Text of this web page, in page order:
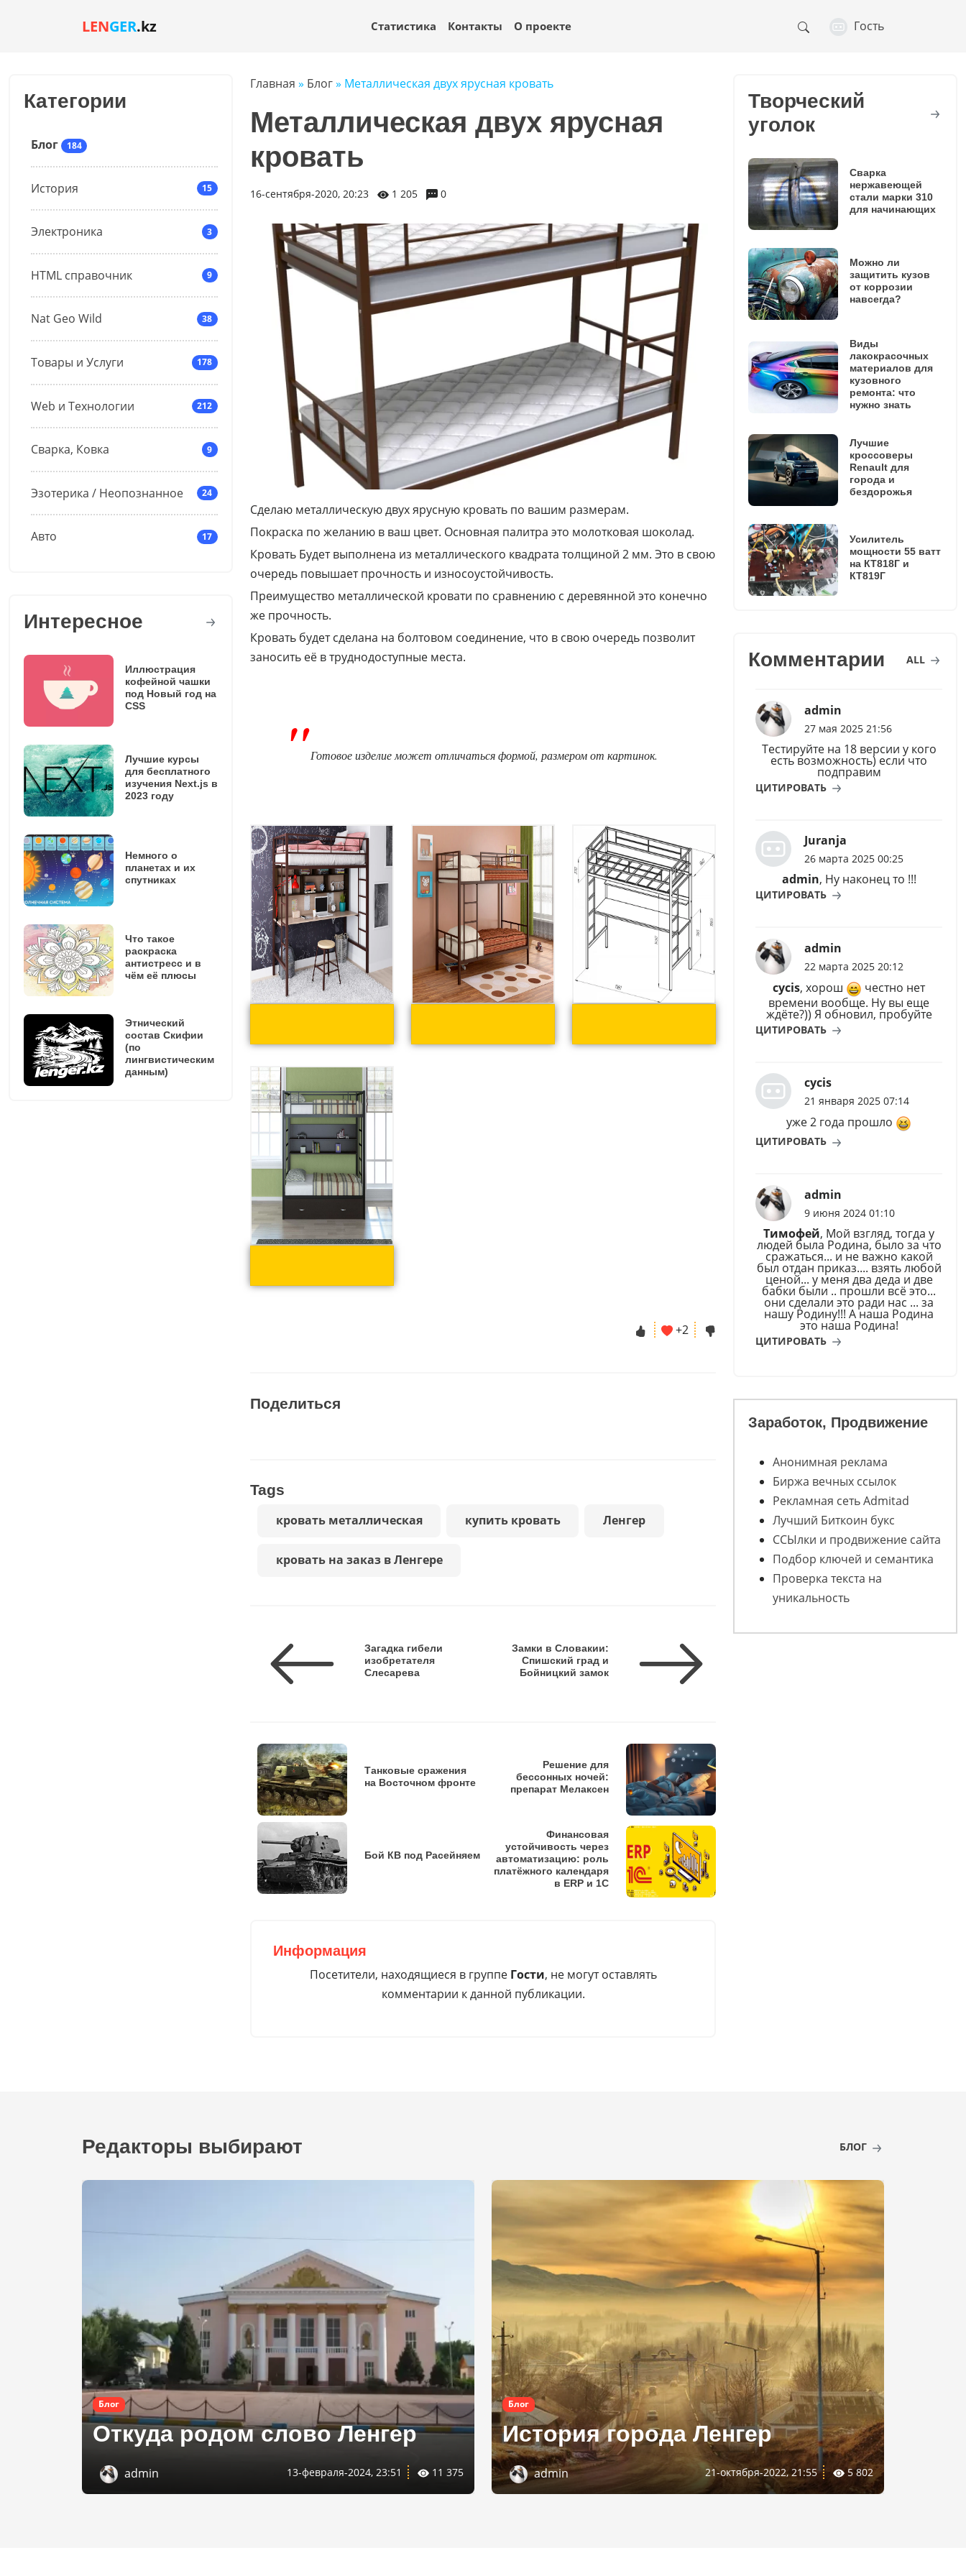
LENGER.kz Гость
Статистика Контакты О проекте
Категории
Блог 184
История 15
Электроника 3
HTML справочник 9
Nat Geo Wild 38
Товары и Услуги 178
Web и Технологии 212
Сварка, Ковка 9
Эзотерика / Неопознанное 24
Авто 17
Интересное
Иллюстрация
кофейной чашки
под Новый год на
CSS
Лучшие курсы
для бесплатного
изучения Next.js в
2023 году
Немного о
планетах и их
спутниках
Что такое
раскраска
антистресс и в
чём её плюсы
Этнический
состав Скифии
(по
лингвистическим
данным)
Главная » Блог» Металлическая двух ярусная кровать
Металлическая двух ярусная
кровать
16-сентября-2020, 20:23 1 205 0
Сделаю металлическую двух ярусную кровать по вашим размерам.
Покраска по желанию в ваш цвет. Основная палитра это молотковая шоколад.
Кровать Будет выполнена из металлического квадрата толщиной 2 мм. Это в свою
очередь повышает прочность и износоустойчивость.
Преимущество металлической кровати по сравнению с деревянной это конечно
же прочность.
Кровать будет сделана на болтовом соединение, что в свою очередь позволит
заносить её в труднодоступные места.
Готовое изделие может отличаться формой, размером от картинок.
+2
Поделиться
Tags
кровать металлическая купить кровать Ленгер
кровать на заказ в Ленгере
Загадка гибели
изобретателя
Слесарева
Замки в Словакии:
Спишский град и
Бойницкий замок
Танковые сражения
на Восточном фронте
Бой КВ под Расейняем
Решение для
бессонных ночей:
препарат Мелаксен
Финансовая
устойчивость через
автоматизацию: роль
платёжного календаря
в ERP и 1С
Информация
Посетители, находящиеся в группе Гости, не могут оставлять
комментарии к данной публикации.
Творческий
уголок
Сварка
нержавеющей
стали марки 310
для начинающих
Можно ли
защитить кузов
от коррозии
навсегда?
Виды
лакокрасочных
материалов для
кузовного
ремонта: что
нужно знать
Лучшие
кроссоверы
Renault для
города и
бездорожья
Усилитель
мощности 55 ватт
на КТ818Г и
КТ819Г
Комментарии ALL
admin
27 мая 2025 21:56
Тестируйте на 18 версии у кого
есть возможность) если что
подправим
ЦИТИРОВАТЬ
Juranja
26 марта 2025 00:25
admin, Ну наконец то !!!
ЦИТИРОВАТЬ
admin
22 марта 2025 20:12
cycis, хорош
честно нет
времени вообще. Ну вы еще
ждёте?)) Я обновил, пробуйте
ЦИТИРОВАТЬ
cycis
21 января 2025 07:14
уже 2 года прошло
ЦИТИРОВАТЬ
admin
9 июня 2024 01:10
Тимофей, Мой взгляд, тогда у
людей была Родина, было за что
сражаться... и не важно какой
был отдан приказ.... взять любой
ценой... у меня два деда и две
бабки были .. прошли всё это...
они сделали это ради нас ... за
нашу Родину!!! А наша Родина
это наша Родина!
ЦИТИРОВАТЬ
Заработок, Продвижение
Анонимная реклама
Биржа вечных ссылок
Рекламная сеть Admitad
Лучший Биткоин букс
ССЫлки и продвижение сайта
Подбор ключей и семантика
Проверка текста на
уникальность
Редакторы выбирают БЛОГ
Блог
Откуда родом слово Ленгер
admin 13-февраля-2024, 23:51 11 375
Блог
История города Ленгер
admin 21-октября-2022, 21:55 5 802